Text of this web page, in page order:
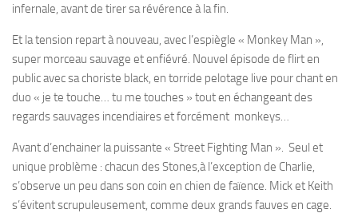
infernale, avant de tirer sa révérence à la fin.
Et la tension repart à nouveau, avec l’espiègle « Monkey Man »,
super morceau sauvage et enfiévré. Nouvel épisode de flirt en
public avec sa choriste black, en torride pelotage live pour chant en
duo « je te touche… tu me touches » tout en échangeant des
regards sauvages incendiaires et forcément monkeys…
Avant d’enchainer la puissante « Street Fighting Man ». Seul et
unique problème : chacun des Stones,à l’exception de Charlie,
s’observe un peu dans son coin en chien de faïence. Mick et Keith
s’évitent scrupuleusement, comme deux grands fauves en cage.